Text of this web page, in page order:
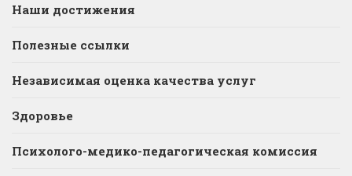
Наши достижения
Полезные ссылки
Независимая оценка качества услуг
Здоровье
Психолого-медико-педагогическая комиссия